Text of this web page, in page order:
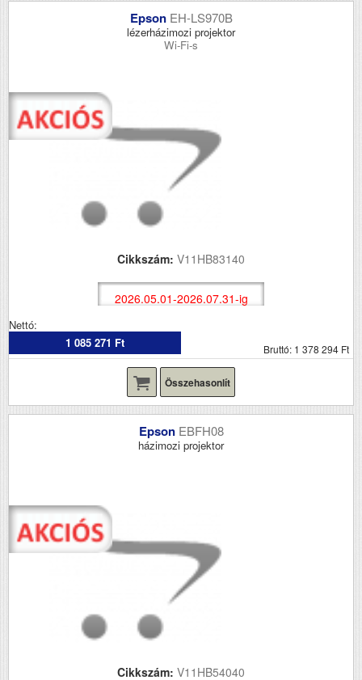
Epson EH-LS970B
lézerházimozi projektor
Wi-Fi-s
Cikkszám: V11HB83140
2026.05.01-2026.07.31-ig
Nettó:
1 085 271 Ft
Bruttó: 1 378 294 Ft
Összehasonlít
Epson EBFH08
házimozi projektor
Cikkszám: V11HB54040